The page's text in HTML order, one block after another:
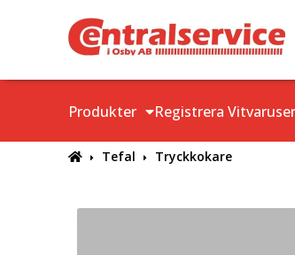
Produkter Registrera
Tefal Tryckkokare